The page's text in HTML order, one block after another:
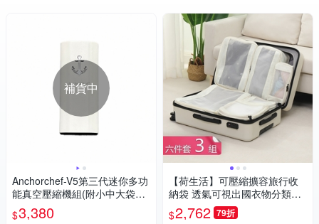
補貨中
Anchorchef-V5第三代迷你多功
能真空壓縮機組(附小中大袋各
2入共6入)
$3,380
【荷生活】可壓縮擴容旅行收
納袋 透氣可視出國衣物分類六
件組-3入組
$2,762 79折